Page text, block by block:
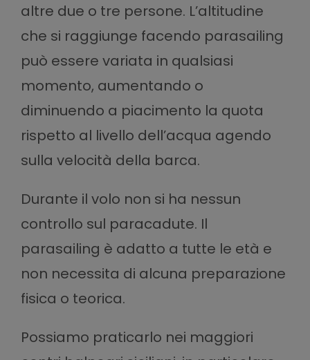
altre due o tre persone. L’altitudine
che si raggiunge facendo parasailing
può essere variata in qualsiasi
momento, aumentando o
diminuendo a piacimento la quota
rispetto al livello dell’acqua agendo
sulla velocità della barca.
Durante il volo non si ha nessun
controllo sul paracadute. Il
parasailing è adatto a tutte le età e
non necessita di alcuna preparazione
fisica o teorica.
Possiamo praticarlo nei maggiori